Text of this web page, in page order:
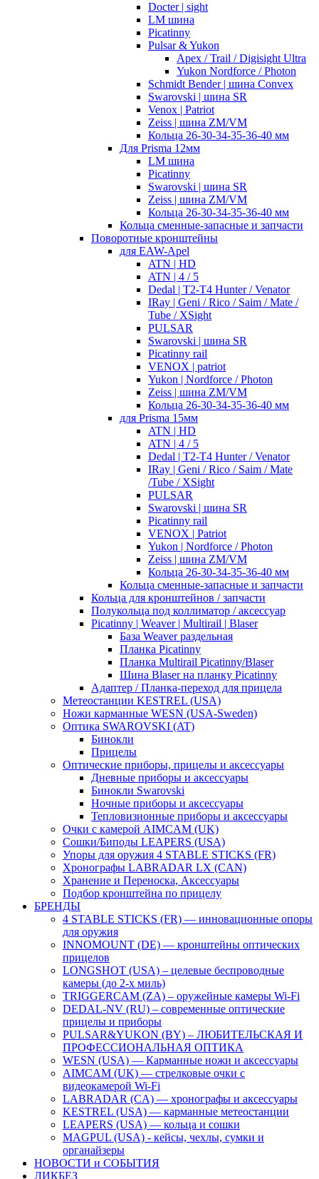
Docter | sight
LM шина
Picatinny
Pulsar & Yukon
Apex / Trail / Digisight Ultra
Yukon Nordforce / Photon
Schmidt Bender | шина Convex
Swarovski | шина SR
Venox | Patriot
Zeiss | шина ZM/VM
Кольца 26-30-34-35-36-40 мм
Для Prisma 12мм
LM шина
Picatinny
Swarovski | шина SR
Zeiss | шина ZM/VM
Кольца 26-30-34-35-36-40 мм
Кольца сменные-запасные и запчасти
Поворотные кронштейны
для EAW-Apel
ATN | HD
ATN | 4 / 5
Dedal | T2-T4 Hunter / Venator
IRay | Geni / Rico / Saim / Mate /
Tube / XSight
PULSAR
Swarovski | шина SR
Picatinny rail
VENOX | patriot
Yukon | Nordforce / Photon
Zeiss | шина ZM/VM
Кольца 26-30-34-35-36-40 мм
для Prisma 15мм
ATN | HD
ATN | 4 / 5
Dedal | T2-T4 Hunter / Venator
IRay | Geni / Rico / Saim / Mate
/Tube / XSight
PULSAR
Swarovski | шина SR
Picatinny rail
VENOX | Patriot
Yukon | Nordforce / Photon
Zeiss | шина ZM/VM
Кольца 26-30-34-35-36-40 мм
Кольца сменные-запасные и запчасти
Кольца для кронштейнов / запчасти
Полукольца под коллиматор / аксессуар
Picatinny | Weaver | Multirail | Blaser
База Weaver раздельная
Планка Picatinny
Планка Multirail Picatinny/Blaser
Шина Blaser на планку Picatinny
Адаптер / Планка-переход для прицела
Метеостанции KESTREL (USA)
Ножи карманные WESN (USA-Sweden)
Оптика SWAROVSKI (AT)
Бинокли
Прицелы
Оптические приборы, прицелы и аксессуары
Дневные приборы и аксессуары
Бинокли Swarovski
Ночные приборы и аксессуары
Тепловизионные приборы и аксессуары
Очки с камерой AIMCAM (UK)
Сошки/Биподы LEAPERS (USA)
Упоры для оружия 4 STABLE STICKS (FR)
Хронографы LABRADAR LX (CAN)
Хранение и Переноска, Аксессуары
Подбор кронштейна по прицелу
БРЕНДЫ
4 STABLE STICKS (FR) — инновационные опоры
для оружия
INNOMOUNT (DE) — кронштейны оптических
прицелов
LONGSHOT (USA) – целевые беспроводные
камеры (до 2-х миль)
TRIGGERCAM (ZA) – оружейные камеры Wi-Fi
DEDAL-NV (RU) – современные оптические
прицелы и приборы
PULSAR&YUKON (BY) – ЛЮБИТЕЛЬСКАЯ И
ПРОФЕССИОНАЛЬНАЯ ОПТИКА
WESN (USA) — Карманные ножи и аксессуары
AIMCAM (UK) — стрелковые очки с
видеокамерой Wi-Fi
LABRADAR (CA) — хронографы и аксессуары
KESTREL (USA) — карманные метеостанции
LEAPERS (USA) — кольца и сошки
MAGPUL (USA) - кейсы, чехлы, сумки и
органайзеры
НОВОСТИ и СОБЫТИЯ
ЛИКБЕЗ